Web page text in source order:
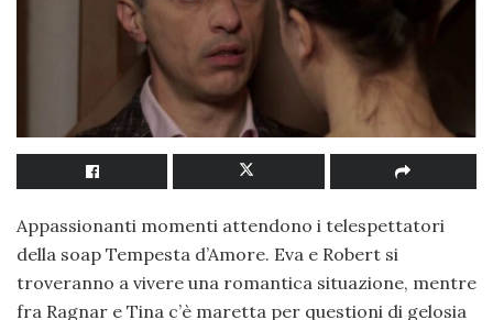
Appassionanti momenti attendono i telespettatori
della soap Tempesta d’Amore. Eva e Robert si
troveranno a vivere una romantica situazione, mentre
fra Ragnar e Tina c’è maretta per questioni di gelosia